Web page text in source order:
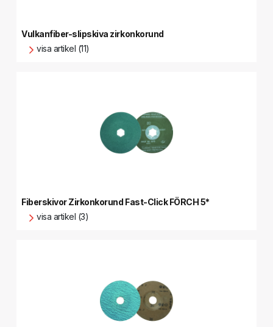
Vulkanfiber-slipskiva zirkonkorund
visa artikel (11)
Fiberskivor Zirkonkorund Fast-Click FÖRCH 5*
visa artikel (3)